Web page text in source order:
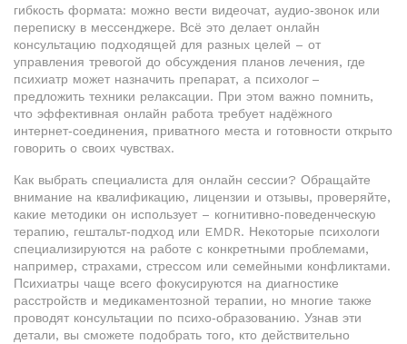
гибкость формата: можно вести видеочат, аудио‑звонок или
переписку в мессенджере. Всё это делает онлайн
консультацию подходящей для разных целей – от
управления тревогой до обсуждения планов лечения, где
психиатр может назначить препарат, а психолог –
предложить техники релаксации. При этом важно помнить,
что эффективная онлайн работа требует надёжного
интернет‑соединения, приватного места и готовности открыто
говорить о своих чувствах.
Как выбрать специалиста для онлайн сессии? Обращайте
внимание на квалификацию, лицензии и отзывы, проверяйте,
какие методики он использует – когнитивно‑поведенческую
терапию, гештальт‑подход или EMDR. Некоторые психологи
специализируются на работе с конкретными проблемами,
например, страхами, стрессом или семейными конфликтами.
Психиатры чаще всего фокусируются на диагностике
расстройств и медикаментозной терапии, но многие также
проводят консультации по психо‑образованию. Узнав эти
детали, вы сможете подобрать того, кто действительно